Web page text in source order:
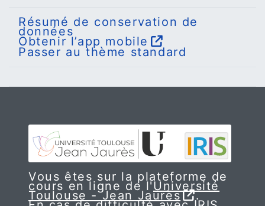
Résumé de conservation de
données
Obtenir l’app mobile
Passer au thème standard
Vous êtes sur la plateforme de
cours en ligne de l'Université
Toulouse - Jean Jaurès .